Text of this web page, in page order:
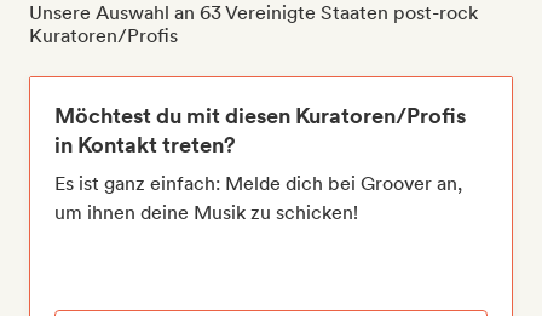
Unsere Auswahl an 63 Vereinigte Staaten post-rock
Kuratoren/Profis
Möchtest du mit diesen Kuratoren/Profis
in Kontakt treten?
Es ist ganz einfach: Melde dich bei Groover an,
um ihnen deine Musik zu schicken!